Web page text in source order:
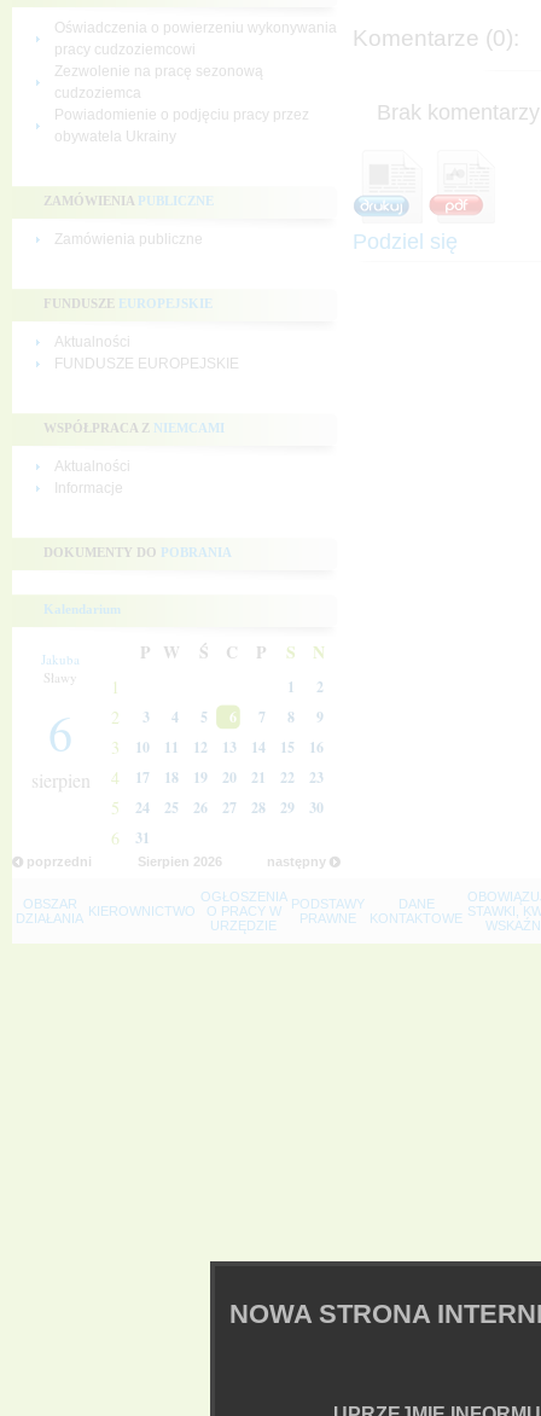
Oświadczenia o powierzeniu wykonywania
pracy cudzoziemcowi
Zezwolenie na pracę sezonową
cudzoziemca
Powiadomienie o podjęciu pracy przez
obywatela Ukrainy
ZAMÓWIENIA PUBLICZNE
Zamówienia publiczne
FUNDUSZE EUROPEJSKIE
Aktualności
FUNDUSZE EUROPEJSKIE
WSPÓŁPRACA Z NIEMCAMI
Aktualności
Informacje
DOKUMENTY DO POBRANIA
Kalendarium
Jakuba
Sławy
6
sierpien
P W Ś C P S N
1 1 2
2 3 4 5 6 7 8 9
3 10 11 12 13 14 15 16
4 17 18 19 20 21 22 23
5 24 25 26 27 28 29 30
6 31
poprzedni następny
Sierpien 2026
Komentarze (0):
Brak
Podziel się
OBSZAR
DZIAŁANIA KIEROWNICTWO
OGŁOSZENIA
O PRACY W
URZĘDZIE
PODSTAWY
PRAWNE
DANE
KONTAKTOWE STAWKI,
NOWA STRONA